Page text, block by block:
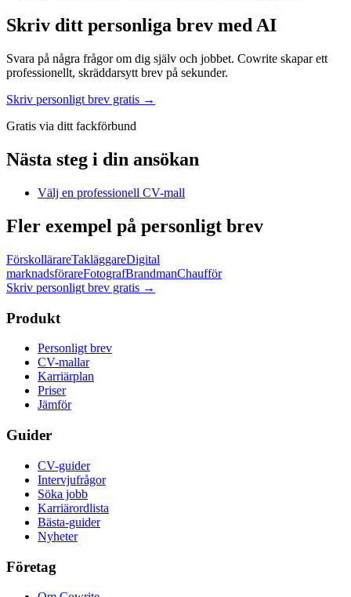
Skriv ditt personliga brev med AI
Svara på några frågor om dig själv och jobbet. Cowrite skapar ett
professionellt, skräddarsytt brev på sekunder.
Skriv personligt brev gratis →
Gratis via ditt fackförbund
Nästa steg i din ansökan
Välj en professionell CV-mall
Fler exempel på personligt brev
FörskollärareTakläggareDigital
marknadsförareFotografBrandmanChaufför
Skriv personligt brev gratis →
Produkt
Personligt brev
CV-mallar
Karriärplan
Priser
Jämför
Guider
CV-guider
Intervjufrågor
Söka jobb
Karriärordlista
Bästa-guider
Nyheter
Företag